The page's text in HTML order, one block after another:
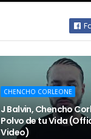
CHENCHO CORLEONE
J Balvin, Chencho
Polvo de tu Vida
Video)